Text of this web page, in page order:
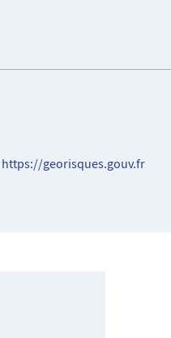
https://georisques.gouv.fr